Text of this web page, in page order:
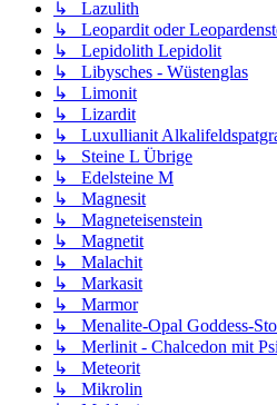
↳ Lazulith
↳ Leopardit oder
↳ Lepidolith Lepidolit
↳ Libysches - Wüstenglas
↳ Limonit
↳ Lizardit
↳ Luxullianit
↳ Steine L Übrige
↳ Edelsteine M
↳ Magnesit
↳ Magneteisenstein
↳ Magnetit
↳ Malachit
↳ Markasit
↳ Marmor
↳ Menalite-Opal Goddess-
↳ Merlinit - Chalcedon mit
↳ Meteorit
↳ Mikrolin